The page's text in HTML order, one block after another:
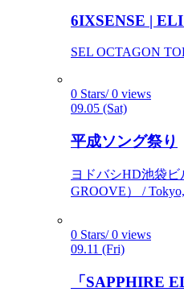
6IXSENSE |
SEL OCTAGON
0 Stars/ 0 views
09.05 (Sat)
平成ソング祭り
ヨドバシHD池袋
GROOVE） / Tokyo,
0 Stars/ 0 views
09.11 (Fri)
「SAPPHIRE